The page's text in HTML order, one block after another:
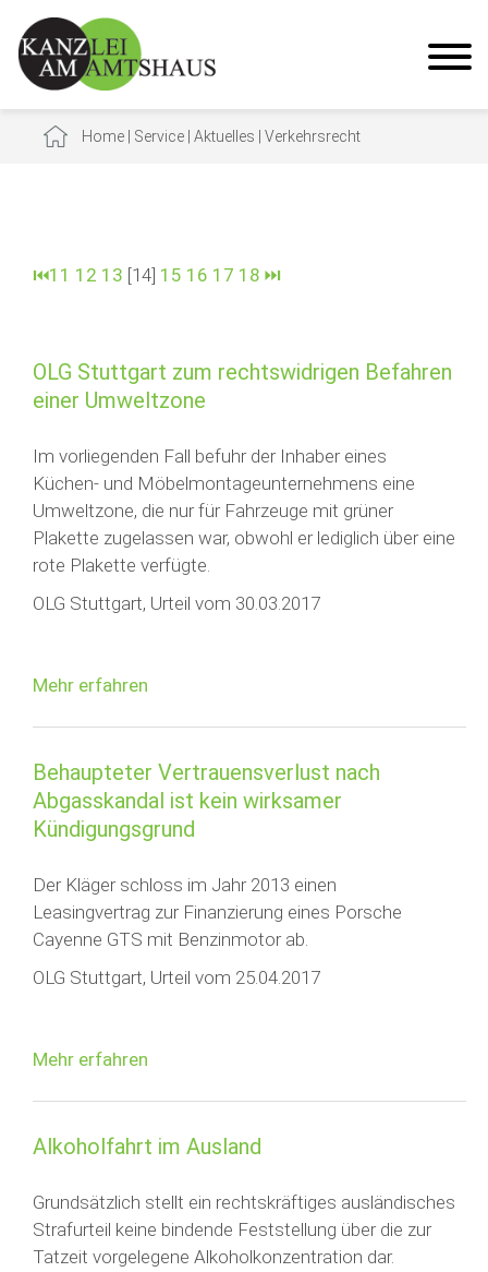
Home Service Aktuelles Verkehrsrecht
⏮11 12 13 [14] 15 16 17 18 ⏭
OLG Stuttgart zum rechtswidrigen Befahren
einer Umweltzone
Im vorliegenden Fall befuhr der Inhaber eines
Küchen- und Möbelmontageunternehmens eine
Umweltzone, die nur für Fahrzeuge mit grüner
Plakette zugelassen war, obwohl er lediglich über eine
rote Plakette verfügte.
OLG Stuttgart, Urteil vom 30.03.2017
Mehr erfahren
Behaupteter Vertrauensverlust nach
Abgasskandal ist kein wirksamer
Kündigungsgrund
Der Kläger schloss im Jahr 2013 einen
Leasingvertrag zur Finanzierung eines Porsche
Cayenne GTS mit Benzinmotor ab.
OLG Stuttgart, Urteil vom 25.04.2017
Mehr erfahren
Alkoholfahrt im Ausland
Grundsätzlich stellt ein rechtskräftiges ausländisches
Strafurteil keine bindende Feststellung über die zur
Tatzeit vorgelegene Alkoholkonzentration dar.